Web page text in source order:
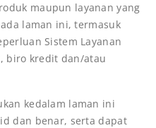
maupun layanan yang
laman ini, termasuk
Sistem Layanan
biro kredit dan/atau
kedalam laman ini
dan benar, serta dapat